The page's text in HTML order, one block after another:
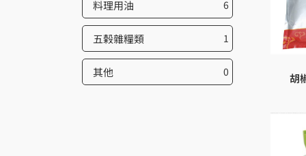
料理用油 6
五榖雜糧類 1
其他 0 胡